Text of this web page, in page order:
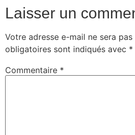
Laisser un
Votre adresse e-mail ne sera pas
obligatoires sont indiqués avec *
Commentaire *